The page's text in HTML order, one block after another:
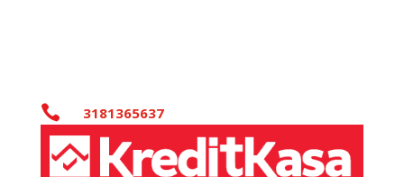
 3181365637